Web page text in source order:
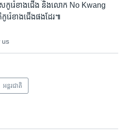
េសកូរ៉េខាងជើង និងលោក No Kwang
កូរ៉េខាងជើងផងដែរ៕
us
អន្តរជាតិ